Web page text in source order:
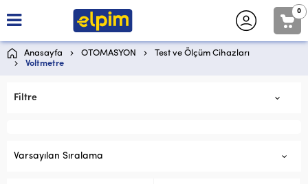
0
Anasayfa OTOMASYON
Test ve Ölçüm Cihazları
Voltmetre
Filtre
Varsayılan Sıralama